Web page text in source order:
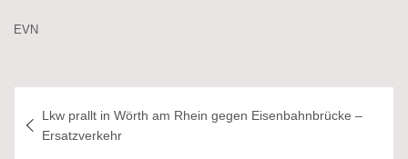
EVN
Lkw prallt in Wörth am Rhein gegen Eisenbahnbrücke –
Ersatzverkehr